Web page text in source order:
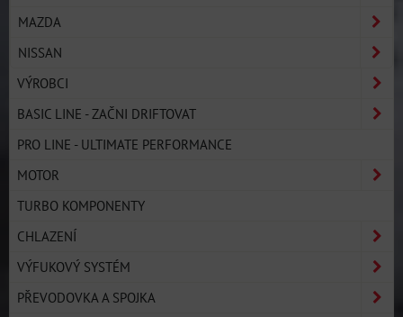
MAZDA
NISSAN
VÝROBCI
BASIC LINE - ZAČNI DRIFTOVAT
PRO LINE - ULTIMATE PERFORMANCE
MOTOR
TURBO KOMPONENTY
CHLAZENÍ
VÝFUKOVÝ SYSTÉM
PŘEVODOVKA A SPOJKA